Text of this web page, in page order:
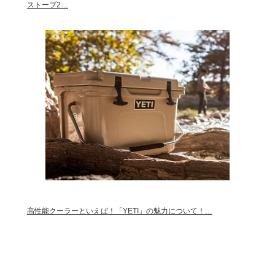
ストーブ2…
高性能クーラーといえば！「YETI」の魅力について！…